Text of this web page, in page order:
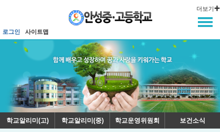
로그인 사이트맵
학교알리미(고) 학교알리미(중) 학교운영위원회 보건소식
더보기